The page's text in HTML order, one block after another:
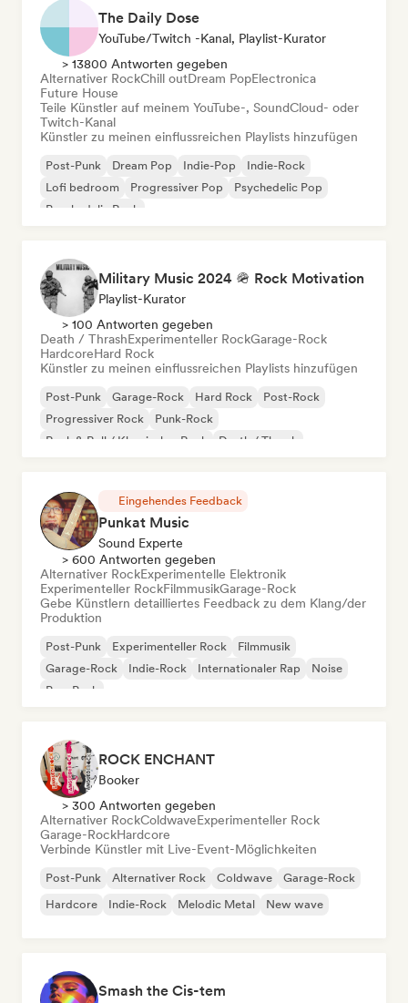
The Daily Dose
YouTube/Twitch -Kanal, Playlist-Kurator
> 13800 Antworten gegeben
Alternativer RockChill outDream PopElectronica
Future House
Teile Künstler auf meinem YouTube-, SoundCloud- oder
Twitch-Kanal
Künstler zu meinen einflussreichen Playlists hinzufügen
Post-Punk Dream Pop Indie-Pop
Indie-Rock
Lofi bedroom
Progressiver Pop
Psychedelic Pop
Psychedelic Rock
Military Music 2024 🪖 Rock Motivation
Playlist-Kurator
> 100 Antworten gegeben
Death / ThrashExperimenteller RockGarage-Rock
HardcoreHard Rock
Künstler zu meinen einflussreichen Playlists hinzufügen
Post-Punk Garage-Rock Hard Rock
Post-Rock
Progressiver Rock
Punk-Rock
Rock & Roll / Klassischer Rock
Death / Thrash
Eingehendes Feedback
Punkat Music
Sound Experte
> 600 Antworten gegeben
Alternativer RockExperimentelle Elektronik
Experimenteller RockFilmmusikGarage-Rock
Gebe Künstlern detailliertes Feedback zu dem Klang/der
Produktion
Post-Punk Experimenteller Rock
Filmmusik
Garage-Rock
Indie-Rock Internationaler Rap
Noise
Pop-Punk
ROCK ENCHANT
Booker
> 300 Antworten gegeben
Alternativer RockColdwaveExperimenteller Rock
Garage-RockHardcore
Verbinde Künstler mit Live-Event-Möglichkeiten
Post-Punk Alternativer Rock Coldwave
Garage-Rock
Hardcore
Indie-Rock Melodic Metal New wave
Smash the Cis-tem